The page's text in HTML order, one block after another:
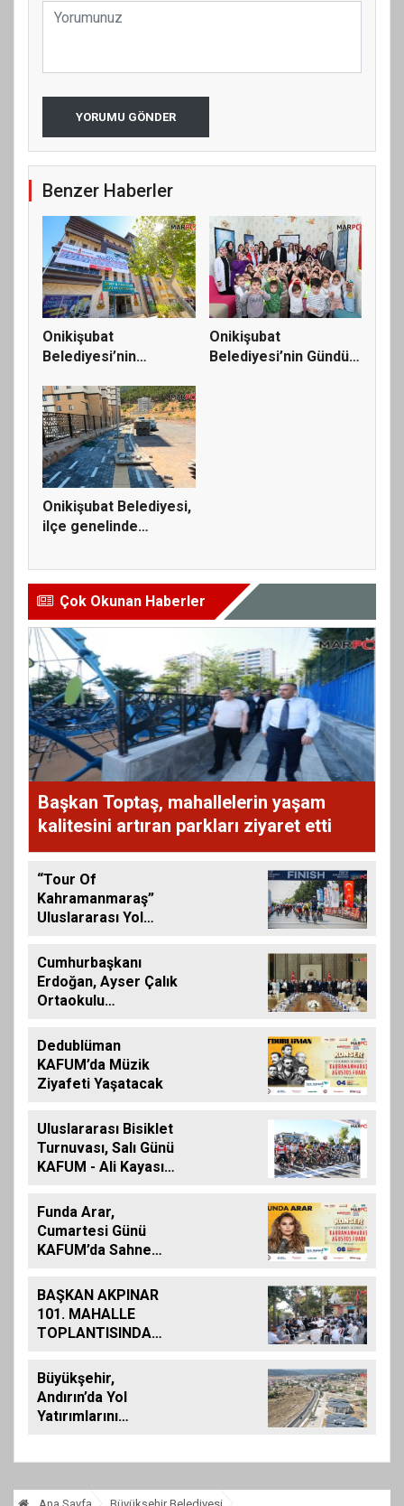
YORUMU GÖNDER
Benzer Haberler
Onikişubat
Belediyesi’nin
Onikişubat
Belediyesi’nin Gündüz
Onikişubat Belediyesi,
ilçe genelinde
Çok Okunan Haberler
Başkan Toptaş, mahallelerin yaşam
kalitesini artıran parkları ziyaret etti
“Tour Of
Kahramanmaraş”
Uluslararası Yol
Tamamlandı
Cumhurbaşkanı
Erdoğan, Ayser Çalık
Ortaokulu
Aileleriyle Bir Araya
Geldi
Dedublüman
KAFUM’da Müzik
Ziyafeti Yaşatacak
Uluslararası Bisiklet
Turnuvası, Salı Günü
KAFUM - Ali Kayası
Funda Arar,
Cumartesi Günü
KAFUM’da Sahne
BAŞKAN AKPINAR
101. MAHALLE
TOPLANTISINDA
MAHALLESİ
SAKİNLERİYLE
BULUŞTU
Büyükşehir,
Andırın’da Yol
Yatırımlarını